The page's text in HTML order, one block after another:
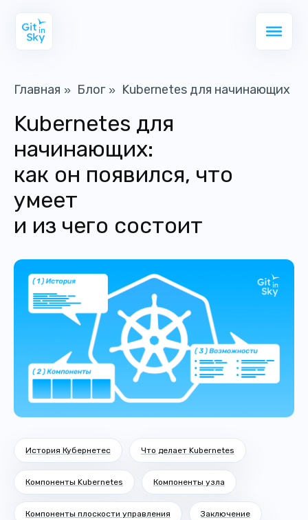
Главная » Блог » Kubernetes для начинающих
Kubernetes для
начинающих:
как он появился, что
умеет
и из чего состоит
История Кубернетес Что делает Kubernetes
Компоненты Kubernetes Компоненты узла
Компоненты плоскости управления Заключение